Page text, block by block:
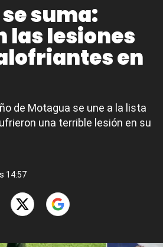
suma:
las lesiones
en
de Motagua se une a la lista
una terrible lesión en su
14:57